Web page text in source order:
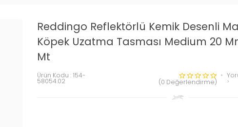
Reddingo Reflektörlü Kemik Desenli
Köpek Uzatma Tasması Medium 20
Mt
Ürün Kodu : 154-
58054.02 (0 Değerlendirme)